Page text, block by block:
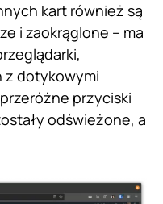
kart również są
i zaokrąglone – ma
z dotykowymi
przyciski
odświeżone, a